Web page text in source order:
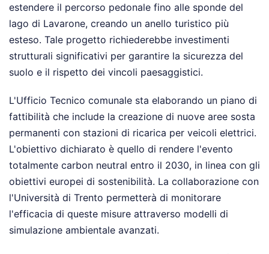
estendere il percorso pedonale fino alle sponde del
lago di Lavarone, creando un anello turistico più
esteso. Tale progetto richiederebbe investimenti
strutturali significativi per garantire la sicurezza del
suolo e il rispetto dei vincoli paesaggistici.
L'Ufficio Tecnico comunale sta elaborando un piano di
fattibilità che include la creazione di nuove aree sosta
permanenti con stazioni di ricarica per veicoli elettrici.
L'obiettivo dichiarato è quello di rendere l'evento
totalmente carbon neutral entro il 2030, in linea con gli
obiettivi europei di sostenibilità. La collaborazione con
l'Università di Trento permetterà di monitorare
l'efficacia di queste misure attraverso modelli di
simulazione ambientale avanzati.